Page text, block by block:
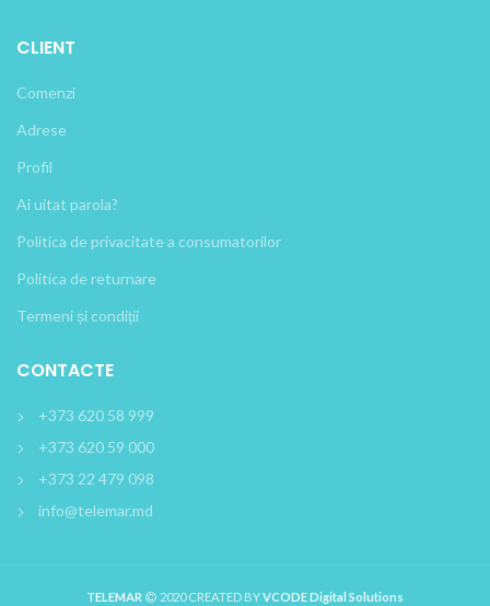
CLIENT
Comenzi
Adrese
Profil
Ai uitat parola?
Politica de privacitate a consumatorilor
Politica de returnare
Termeni și condiții
CONTACTE
+373 620 58 999
+373 620 59 000
+373 22 479 098
info@telemar.md
TELEMAR 2020 CREATED BYVCODE Digital Solutions